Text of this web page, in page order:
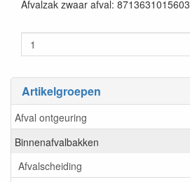
Artikelgroepen
Afval ontgeuring
Binnenafvalbakken
Afvalscheiding
Afvalzak zwaar afval: 8713631015603